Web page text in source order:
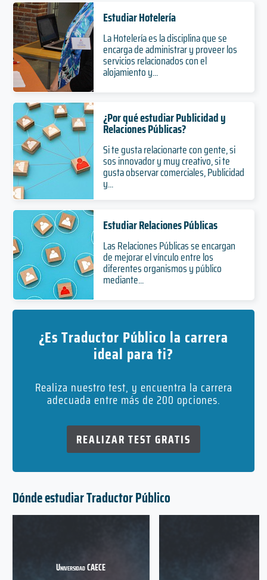
Estudiar Hotelería
La Hotelería es la disciplina que se
encarga de administrar y proveer los
servicios relacionados con el
alojamiento y...
¿Por qué estudiar Publicidad y
Relaciones Públicas?
Si te gusta relacionarte con gente, si
sos innovador y muy creativo, si te
gusta observar comerciales, Publicidad
y...
Estudiar Relaciones Públicas
Las Relaciones Públicas se encargan
de mejorar el vínculo entre los
diferentes organismos y público
mediante...
¿Es Traductor Público la carrera
ideal para ti?
Realiza nuestro test, y encuentra la carrera
adecuada entre más de 200 opciones.
REALIZAR TEST GRATIS
Dónde estudiar Traductor Público
Universidad CAECE